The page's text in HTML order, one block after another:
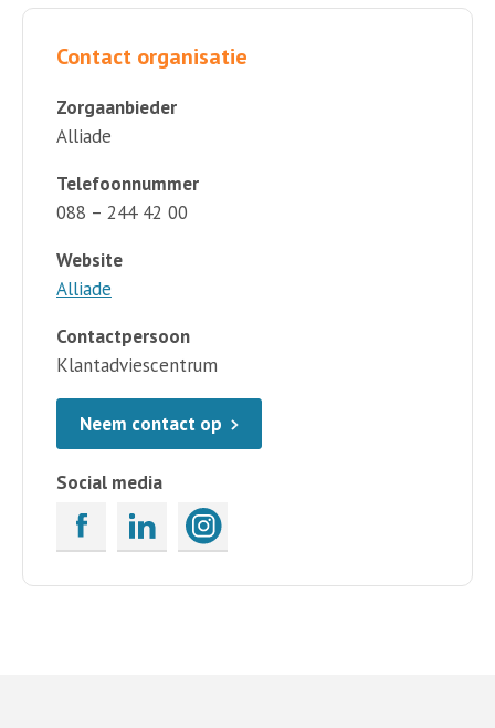
Contact organisatie
Zorgaanbieder
Alliade
Telefoonnummer
088 – 244 42 00
Website
Alliade
Contactpersoon
Klantadviescentrum
Neem contact op
Social media